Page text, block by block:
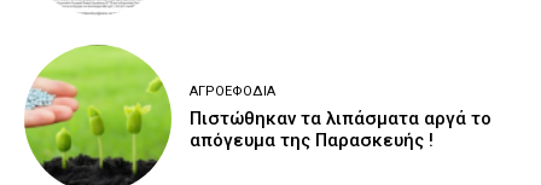
ΑΓΡΟΕΦΌΔΙΑ
Πιστώθηκαν τα λιπάσματα αργά το
απόγευμα της Παρασκευής !